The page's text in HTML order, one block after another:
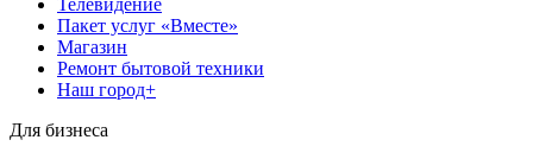
Телевидение
Пакет услуг «Вместе»
Магазин
Ремонт бытовой техники
Наш город+
Для бизнеса